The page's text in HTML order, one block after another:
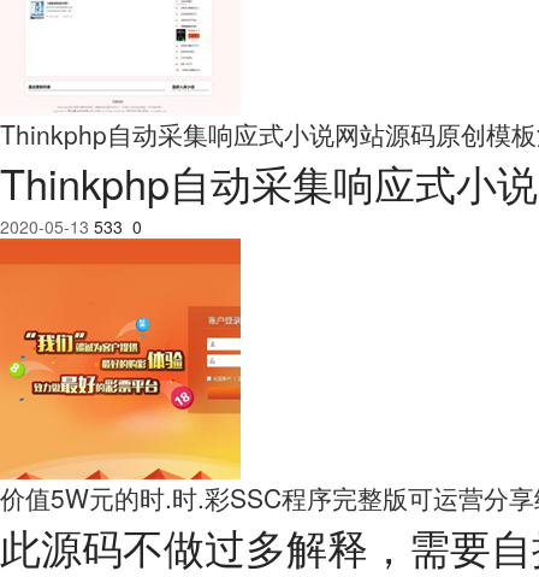
Thinkphp自动采集响应式小说网站源码原创模
Thinkphp自动采集响应式小
2020-05-13 533 0
价值5W元的时.时.彩SSC程序完整版可运营分
此源码不做过多解释，需要